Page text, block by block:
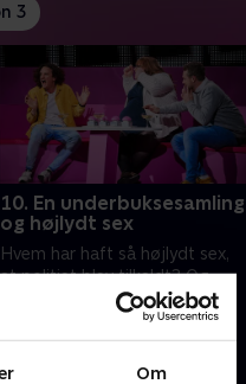
Om
3
10. En underbuksesamling
og højlydt sex
Hvem har haft så højlydt sex,
at politiet blev tilkaldt? Og
underbuksefetich egentlig ud?
Gæt med og se, om du er en
ægte menneskekender.